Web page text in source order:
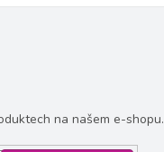
na našem e-shopu.